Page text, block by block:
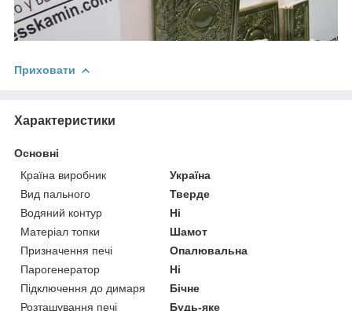
Приховати
Характеристики
Основні
Країна виробник
Україна
Вид пального
Тверде
Водяний контур
Ні
Матеріал топки
Шамот
Призначення печі
Опалювальна
Парогенератор
Ні
Підключення до димаря
Бічне
Розташування печі
Будь-яке